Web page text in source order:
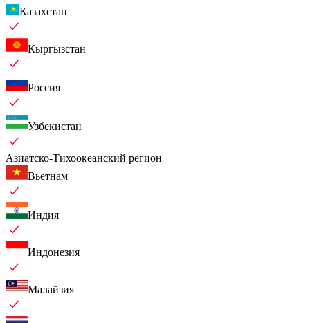
Казахстан
Кыргызстан
Россия
Узбекистан
Азиатско-Тихоокеанский регион
Вьетнам
Индия
Индонезия
Малайзия